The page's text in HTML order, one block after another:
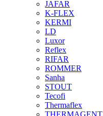
JAFAR
K-FLEX
KERMI
LD
Luxor
Reflex
RIFAR
ROMMER
Sanha
STOUT
Tecofi
Thermaflex
THERMAGENT